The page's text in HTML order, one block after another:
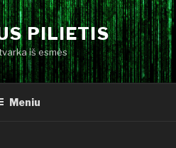
PILIETIS
iš esmės
Meniu